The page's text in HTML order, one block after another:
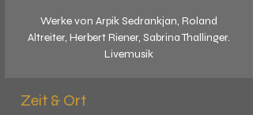
Werke von Arpik Sedrankjan, Roland
Altreiter, Herbert Riener, Sabrina Thallinger.
Livemusik
Zeit & Ort